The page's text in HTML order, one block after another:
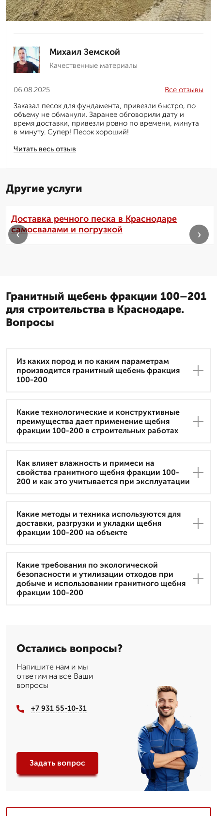
Михаил Земской
Качественные материалы
06.08.2025
Читать весь отзыв
Все отзывы
Заказал песок для фундамента, привезли быстро, по
объему не обманули. Заранее обговорили дату и
время доставки, привезли ровно по времени, минута
в минуту. Супер! Песок хороший!
Другие услуги
Доставка речного песка в Краснодаре
самосвалами и погрузкой
‹ ›
Гранитный щебень фракции 100–201
для строительства в Краснодаре.
Вопросы
Из каких пород и по каким параметрам
производится гранитный щебень фракция
100-200
Какие технологические и конструктивные
преимущества дает применение щебня
фракции 100-200 в строительных работах
Как влияет влажность и примеси на
свойства гранитного щебня фракции 100-
200 и как это учитывается при эксплуатации
Какие методы и техника используются для
доставки, разгрузки и укладки щебня
фракции 100-200 на объекте
Какие требования по экологической
безопасности и утилизации отходов при
добыче и использовании гранитного щебня
фракции 100-200
Остались вопросы?
Напишите нам и мы
ответим на все Ваши
вопросы
+7 931 55-10-31
Задать вопрос